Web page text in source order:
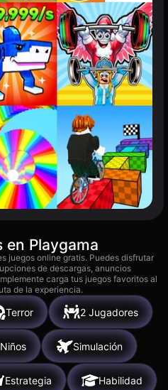
en Playgama
juegos online gratis. Puedes disfrutar
de descargas, anuncios
carga tus juegos favoritos al
de la experiencia.
Terror 2 Jugadores
Simulación
Estrategia Habilidad